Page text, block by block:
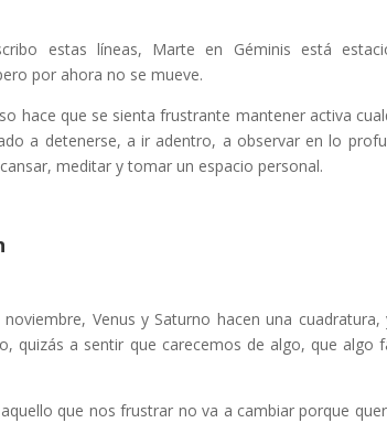
estas líneas, Marte en Géminis está
por ahora no se mueve.
hace que se sienta frustrante mantener activa
a detenerse, a ir adentro, a observar en lo
meditar y tomar un espacio personal.
Venus y Saturno hacen una cuadratura,
quizás a sentir que carecemos de algo, que algo
que nos frustrar no va a cambiar porque